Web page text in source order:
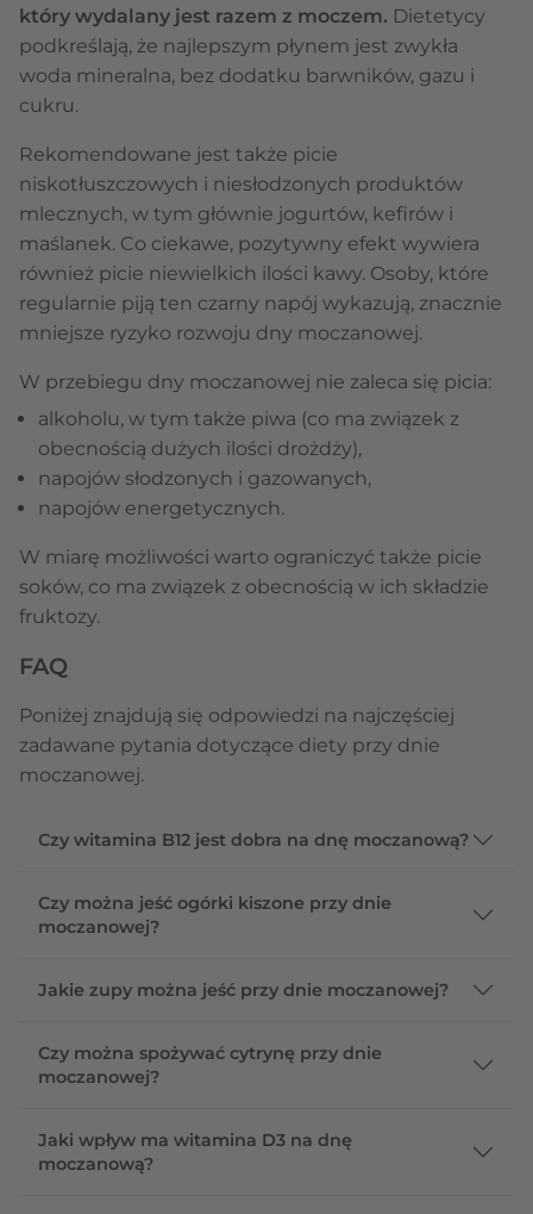
który wydalany jest razem z moczem. Dietetycy
podkreślają, że najlepszym płynem jest zwykła
woda mineralna, bez dodatku barwników, gazu i
cukru.
Rekomendowane jest także picie
niskotłuszczowych i niesłodzonych produktów
mlecznych, w tym głównie jogurtów, kefirów i
maślanek. Co ciekawe, pozytywny efekt wywiera
również picie niewielkich ilości kawy. Osoby, które
regularnie piją ten czarny napój wykazują, znacznie
mniejsze ryzyko rozwoju dny moczanowej.
W przebiegu dny moczanowej nie zaleca się picia:
alkoholu, w tym także piwa (co ma związek z
obecnością dużych ilości drożdży),
napojów słodzonych i gazowanych,
napojów energetycznych.
W miarę możliwości warto ograniczyć także picie
soków, co ma związek z obecnością w ich składzie
fruktozy.
FAQ
Poniżej znajdują się odpowiedzi na najczęściej
zadawane pytania dotyczące diety przy dnie
moczanowej.
Czy witamina B12 jest dobra na dnę moczanową?
Czy można jeść ogórki kiszone przy dnie
moczanowej?
Jakie zupy można jeść przy dnie moczanowej?
Czy można spożywać cytrynę przy dnie
moczanowej?
Jaki wpływ ma witamina D3 na dnę
moczanową?